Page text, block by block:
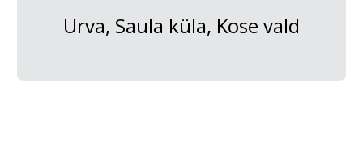
Urva, Saula küla, Kose vald